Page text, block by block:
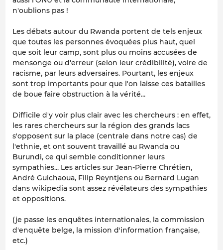
n'oublions pas !
Les débats autour du Rwanda portent de tels enjeux
que toutes les personnes évoquées plus haut, quel
que soit leur camp, sont plus ou moins accusées de
mensonge ou d'erreur (selon leur crédibilité), voire de
racisme, par leurs adversaires. Pourtant, les enjeux
sont trop importants pour que l'on laisse ces batailles
de boue faire obstruction à la vérité...
Difficile d'y voir plus clair avec les chercheurs : en effet,
les rares chercheurs sur la région des grands lacs
s'opposent sur la place (centrale dans notre cas) de
l'ethnie, et ont souvent travaillé au Rwanda ou
Burundi, ce qui semble conditionner leurs
sympathies... Les articles sur Jean-Pierre Chrétien,
André Guichaoua, Filip Reyntjens ou Bernard Lugan
dans wikipedia sont assez révélateurs des sympathies
et oppositions.
(je passe les enquêtes internationales, la commission
d'enquête belge, la mission d'information française,
etc.)